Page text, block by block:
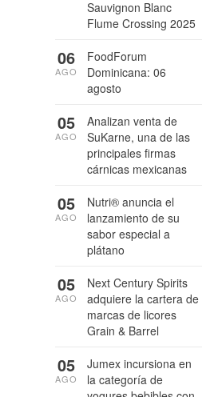
Sauvignon Blanc
Flume Crossing 2025
FoodForum
Dominicana: 06
agosto
06
AGO
Analizan venta de
SuKarne, una de las
principales firmas
cárnicas mexicanas
05
AGO
Nutri® anuncia el
lanzamiento de su
sabor especial a
plátano
05
AGO
Next Century Spirits
adquiere la cartera de
marcas de licores
Grain & Barrel
05
AGO
Jumex incursiona en
la categoría de
05
AGO